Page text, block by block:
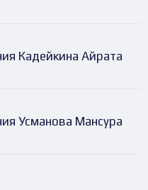
Кадейкина Айрата
Усманова Мансура